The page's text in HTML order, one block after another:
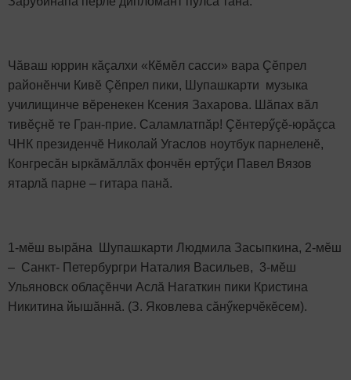
Чăваш юррин кăçалхи «Кӗмӗл сасси» вара Çӗпрел
районӗнчи Кивӗ Çӗпрел пики, Шупашкарти музыка
училищинче вӗренекен Ксения Захарова. Шăпах вăл
тивӗçнӗ те Гран-прие. Саламлатпăр! Çӗнтерӳçӗ-юрăçса
ЧНК президенчӗ Николай Угаслов ноутбук парнеленӗ,
Конгресăн ыркăмăллăх фончӗн ертӳçи Павел Вязов
ятарлă парне – гитара панă.
1-мӗш вырăна Шупашкарти Людмила Засыпкина, 2-мӗш
– Санкт- Петербургри Наталия Васильев, 3-мӗш
Ульяновск облаçӗнчи Аслă Нагаткин пики Кристина
Никитина йышăннă. (З. Яковлева сăнӳкерчӗкӗсем).